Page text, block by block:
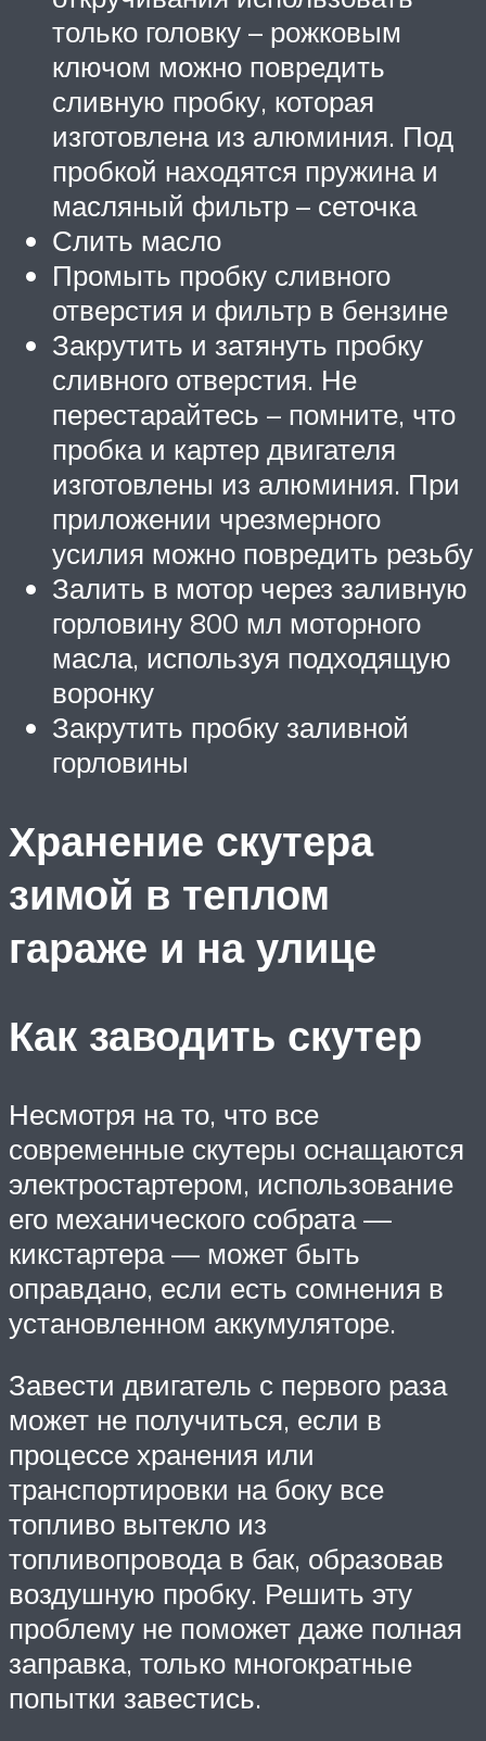
только головку – рожковым
ключом можно повредить
сливную пробку, которая
изготовлена из алюминия. Под
пробкой находятся пружина и
масляный фильтр – сеточка
Слить масло
Промыть пробку сливного
отверстия и фильтр в бензине
Закрутить и затянуть пробку
сливного отверстия. Не
перестарайтесь – помните, что
пробка и картер двигателя
изготовлены из алюминия. При
приложении чрезмерного
усилия можно повредить резьбу
Залить в мотор через заливную
горловину 800 мл моторного
масла, используя подходящую
воронку
Закрутить пробку заливной
горловины
Хранение скутера
зимой в теплом
гараже и на улице
Как заводить скутер
Несмотря на то, что все
современные скутеры оснащаются
электростартером, использование
его механического собрата —
кикстартера — может быть
оправдано, если есть сомнения в
установленном аккумуляторе.
Завести двигатель с первого раза
может не получиться, если в
процессе хранения или
транспортировки на боку все
топливо вытекло из
топливопровода в бак, образовав
воздушную пробку. Решить эту
проблему не поможет даже полная
заправка, только многократные
попытки завестись.